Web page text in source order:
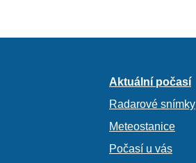
Aktuální počasí
Radarové snímky
Meteostanice
Počasí u vás